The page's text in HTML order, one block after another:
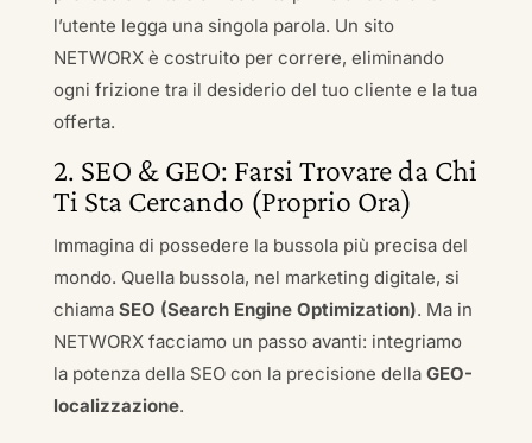
l’utente legga una singola parola. Un sito
NETWORX è costruito per correre, eliminando
ogni frizione tra il desiderio del tuo cliente e la tua
offerta.
2. SEO & GEO: Farsi Trovare da Chi
Ti Sta Cercando (Proprio Ora)
Immagina di possedere la bussola più precisa del
mondo. Quella bussola, nel marketing digitale, si
chiama SEO (Search Engine Optimization). Ma in
NETWORX facciamo un passo avanti: integriamo
la potenza della SEO con la precisione della GEO-
localizzazione.